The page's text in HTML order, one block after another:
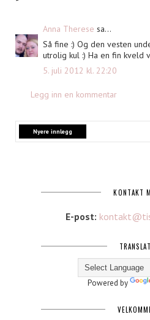
Anna Therese sa...
Så fine :) Og den vesten
utrolig kul :) Ha en fin kveld
5. juli 2012 kl. 22:20
Legg inn en kommentar
Nyere innlegg
KONTAKT
E-post:
Powered by